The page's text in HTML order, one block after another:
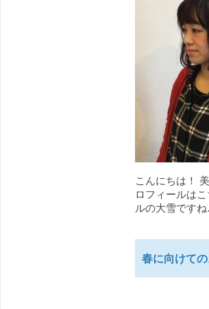
こんにちは！
ロフィールは
ルの大雪です
春に向けて